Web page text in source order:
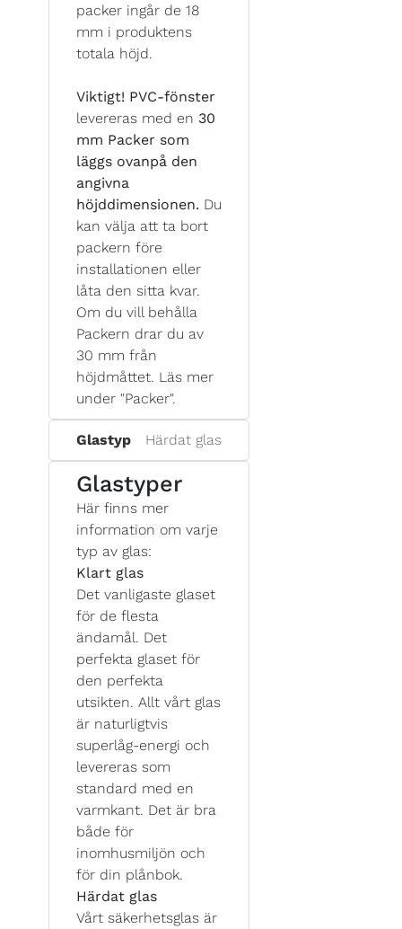
packer ingår de 18
mm i produktens
totala höjd.
Viktigt! PVC-fönster
levereras med en 30
mm Packer som
läggs ovanpå den
angivna
höjddimensionen. Du
kan välja att ta bort
packern före
installationen eller
låta den sitta kvar.
Om du vill behålla
Packern drar du av
30 mm från
höjdmåttet. Läs mer
under "Packer".
Glastyp Härdat glas
Glastyper
Här finns mer
information om varje
typ av glas:
Klart glas
Det vanligaste glaset
för de flesta
ändamål. Det
perfekta glaset för
den perfekta
utsikten. Allt vårt glas
är naturligtvis
superlåg-energi och
levereras som
standard med en
varmkant. Det är bra
både för
inomhusmiljön och
för din plånbok.
Härdat glas
Vårt säkerhetsglas är